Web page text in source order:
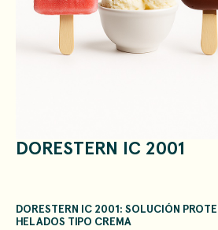
DORESTERN IC 2001
DORESTERN IC 2001: SOLUCIÓN
HELADOS TIPO CREMA